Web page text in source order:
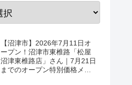
【沼津市】2026年7月11日オ
ープン！沼津市東椎路「松屋
沼津東椎路店」さん｜7月21日
までのオープン特別価格メニ